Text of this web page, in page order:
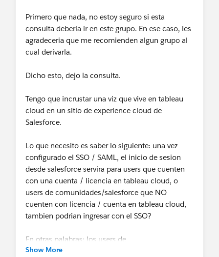
Primero que nada, no estoy seguro si esta
consulta deberia ir en este grupo. En ese caso, les
agradeceria que me recomienden algun grupo al
cual derivarla.
Dicho esto, dejo la consulta.
Tengo que incrustar una viz que vive en tableau
cloud en un sitio de experience cloud de
Salesforce.
Lo que necesito es saber lo siguiente: una vez
configurado el SSO / SAML, el inicio de sesion
desde salesforce servira para users que cuenten
con una cuenta / licencia en tableau cloud, o
users de comunidades/salesforce que NO
cuenten con licencia / cuenta en tableau cloud,
tambien podrian ingresar con el SSO?
En otras palabras: los users de
experience/salesforce, para ver/acceder a la vista
Show More